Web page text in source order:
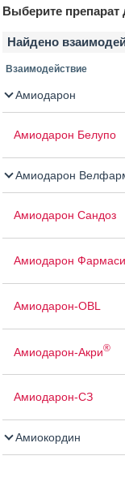
Выберите препарат
Найдено
Взаимодействие
Амиодарон
Амиодарон Белупо
Амиодарон
Амиодарон Сандоз
Амиодарон
Амиодарон-OBL
Амиодарон-Акри®
Амиодарон-СЗ
Амиокордин